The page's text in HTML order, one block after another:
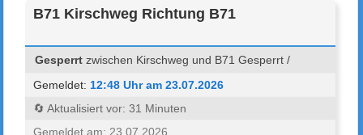
B71 Kirschweg Richtung B71
Gesperrt zwischen Kirschweg und B71 Gesperrt /
Gemeldet: 12:48 Uhr am 23.07.2026
🔄 Aktualisiert vor: 31 Minuten
Gemeldet am: 23.07.2026